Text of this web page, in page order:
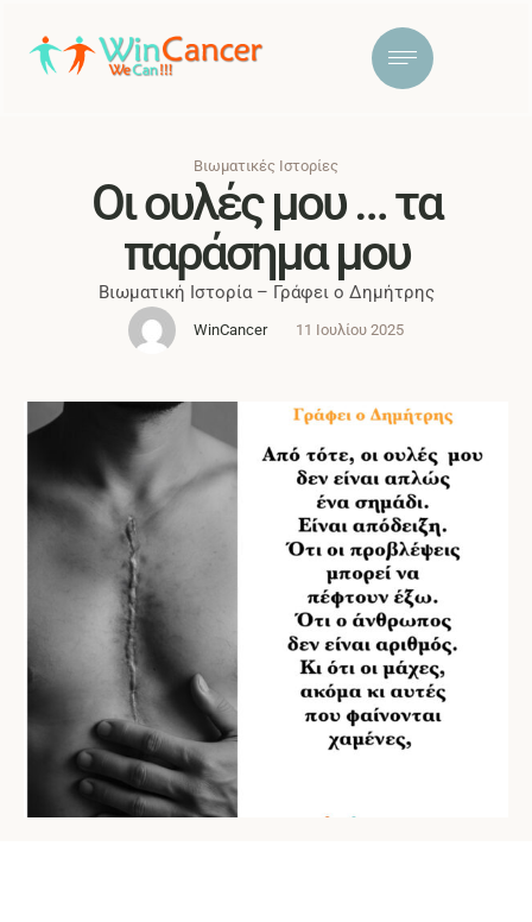
Βιωματικές Ιστορίες
Οι ουλές μου … τα
παράσημα μου
Βιωματική Ιστορία – Γράφει ο Δημήτρης
WinCancer 11 Ιουλίου 2025